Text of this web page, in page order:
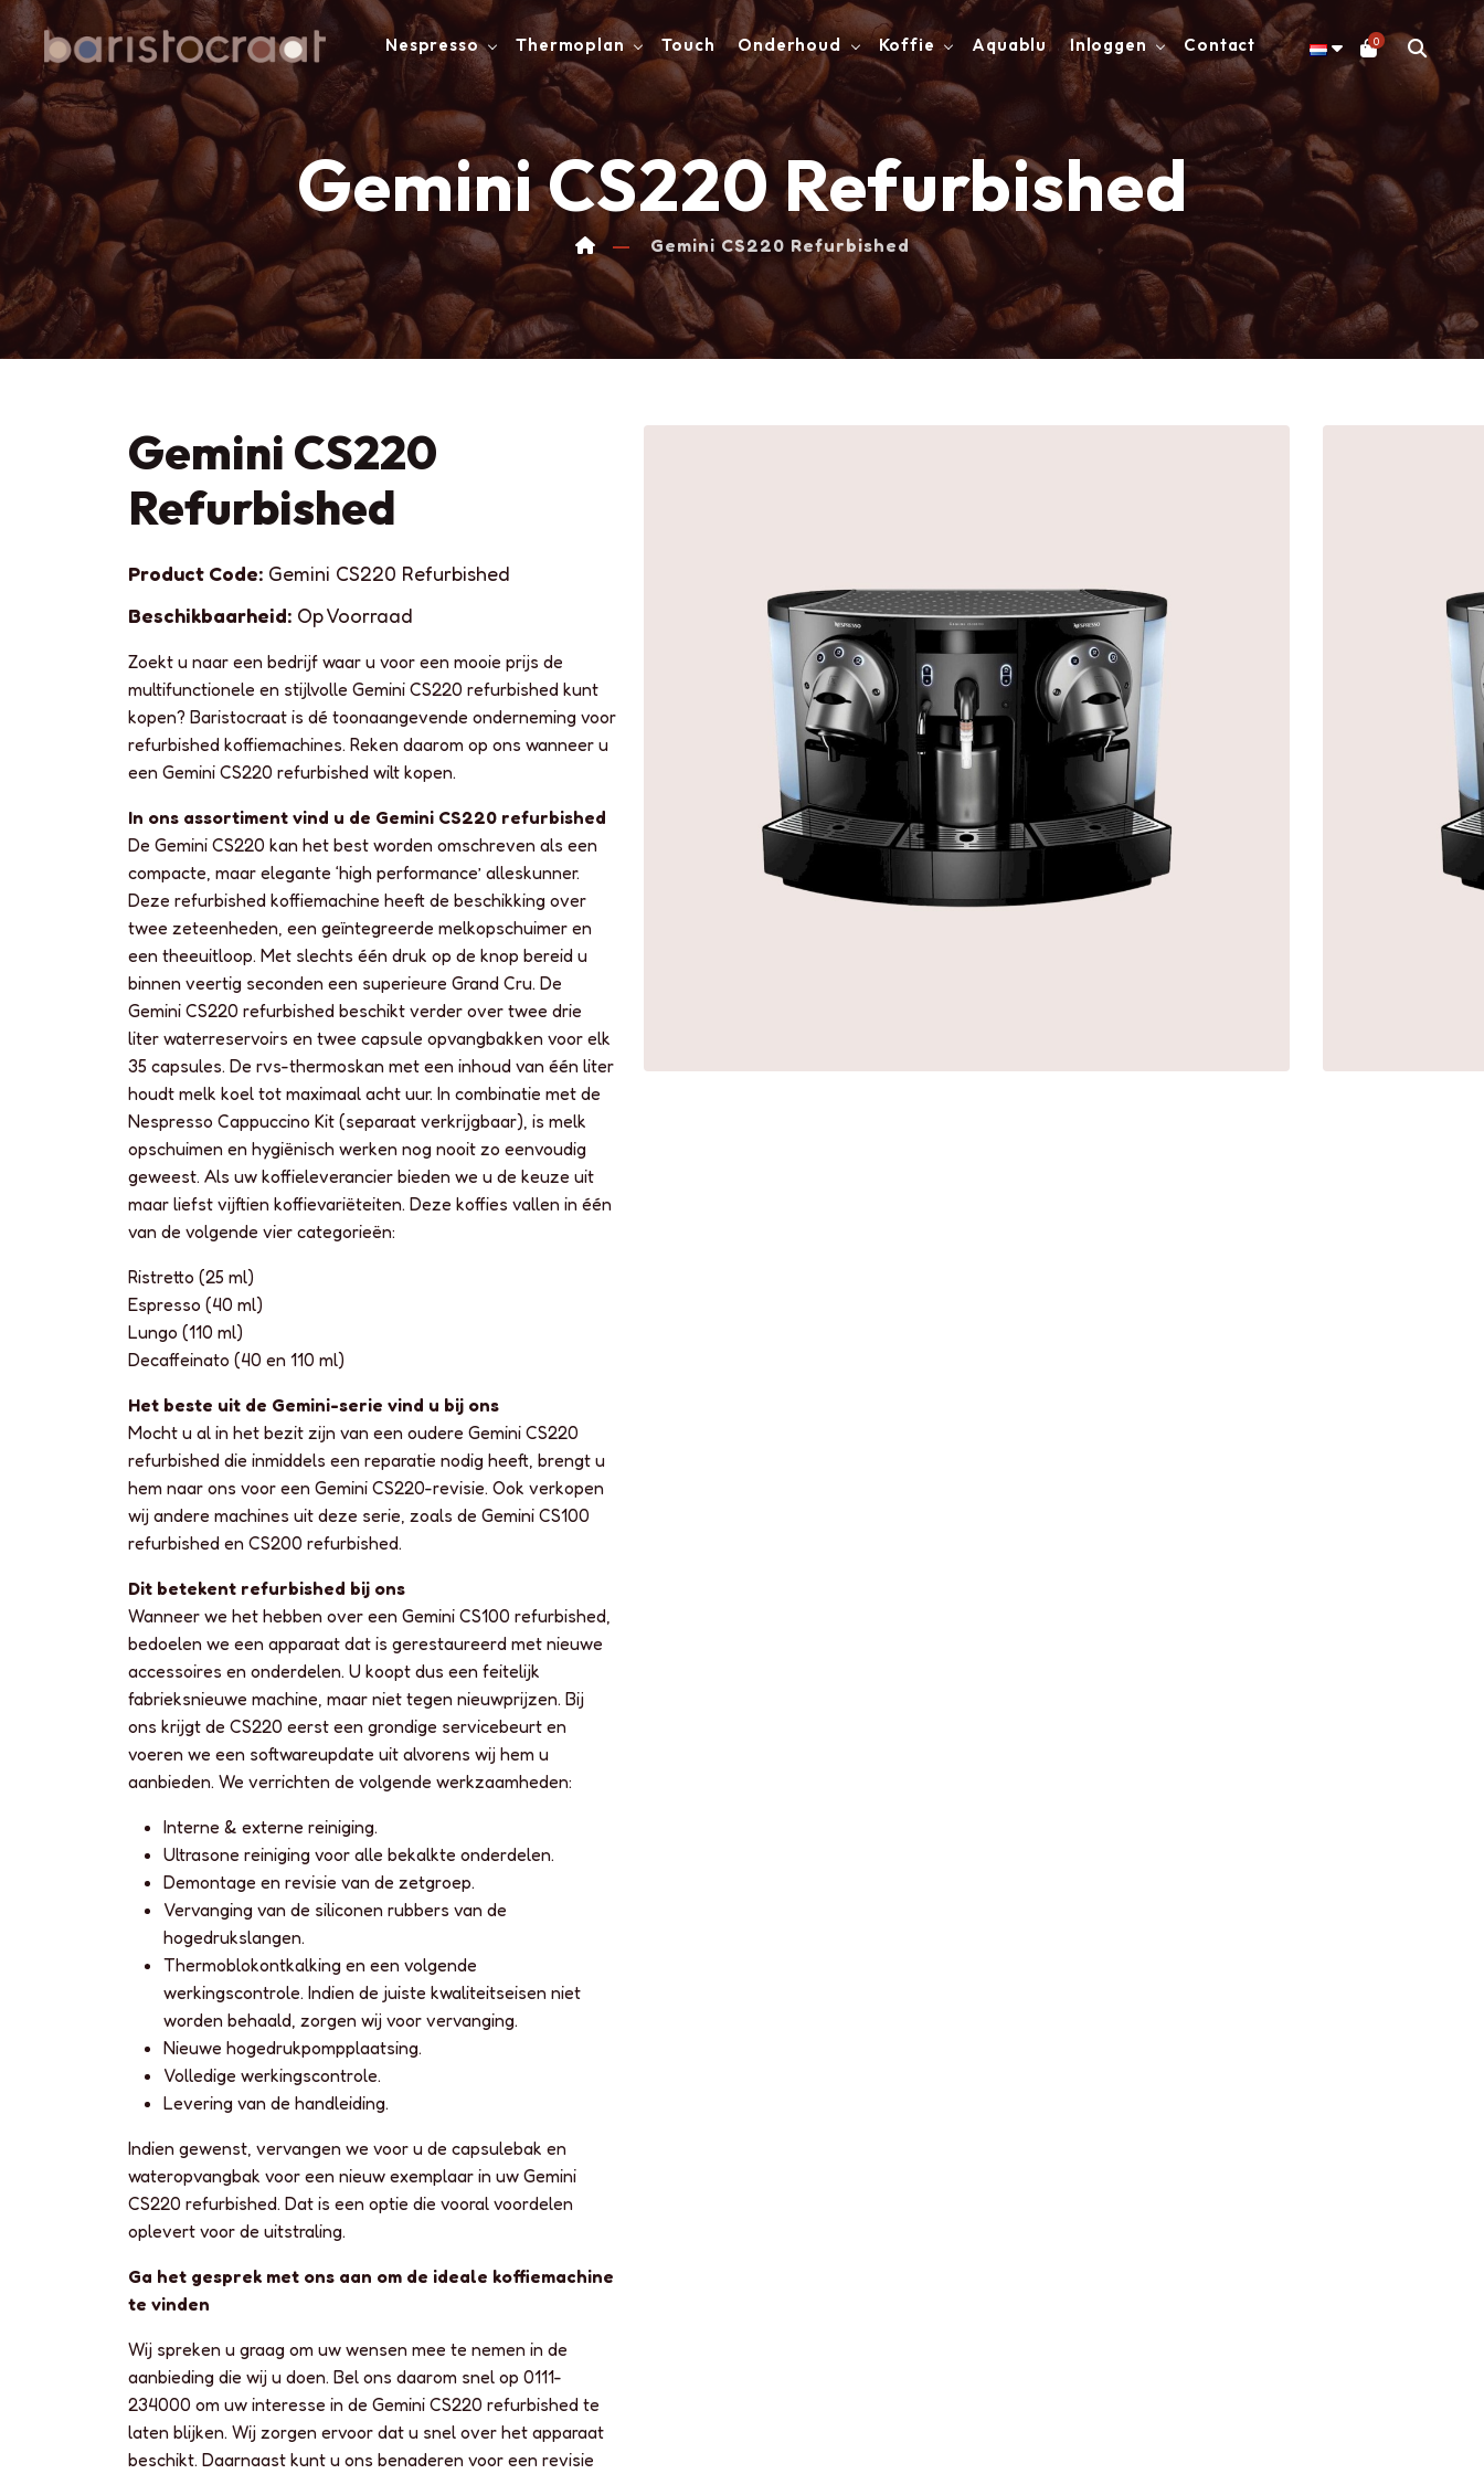
Nespresso Thermoplan Touch Onderhoud Koffie Aquablu Inloggen Contact 0
Gemini CS220 Refurbished
Gemini CS220 Refurbished
Gemini CS220
Refurbished
Product Code: Gemini CS220 Refurbished
Beschikbaarheid: Op Voorraad
Zoekt u naar een bedrijf waar u voor een mooie prijs de
multifunctionele en stijlvolle Gemini CS220 refurbished kunt
kopen? Baristocraat is dé toonaangevende onderneming voor
refurbished koffiemachines. Reken daarom op ons wanneer u
een Gemini CS220 refurbished wilt kopen.
In ons assortiment vind u de Gemini CS220 refurbished
De Gemini CS220 kan het best worden omschreven als een
compacte, maar elegante ‘high performance’ alleskunner.
Deze refurbished koffiemachine heeft de beschikking over
twee zeteenheden, een geïntegreerde melkopschuimer en
een theeuitloop. Met slechts één druk op de knop bereid u
binnen veertig seconden een superieure Grand Cru. De
Gemini CS220 refurbished beschikt verder over twee drie
liter waterreservoirs en twee capsule opvangbakken voor elk
35 capsules. De rvs-thermoskan met een inhoud van één liter
houdt melk koel tot maximaal acht uur. In combinatie met de
Nespresso Cappuccino Kit (separaat verkrijgbaar), is melk
opschuimen en hygiënisch werken nog nooit zo eenvoudig
geweest. Als uw koffieleverancier bieden we u de keuze uit
maar liefst vijftien koffievariëteiten. Deze koffies vallen in één
van de volgende vier categorieën:
Ristretto (25 ml)
Espresso (40 ml)
Lungo (110 ml)
Decaffeinato (40 en 110 ml)
Het beste uit de Gemini-serie vind u bij ons
Mocht u al in het bezit zijn van een oudere Gemini CS220
refurbished die inmiddels een reparatie nodig heeft, brengt u
hem naar ons voor een Gemini CS220-revisie. Ook verkopen
wij andere machines uit deze serie, zoals de Gemini CS100
refurbished en CS200 refurbished.
Dit betekent refurbished bij ons
Wanneer we het hebben over een Gemini CS100 refurbished,
bedoelen we een apparaat dat is gerestaureerd met nieuwe
accessoires en onderdelen. U koopt dus een feitelijk
fabrieksnieuwe machine, maar niet tegen nieuwprijzen. Bij
ons krijgt de CS220 eerst een grondige servicebeurt en
voeren we een softwareupdate uit alvorens wij hem u
aanbieden. We verrichten de volgende werkzaamheden:
Interne & externe reiniging.
Ultrasone reiniging voor alle bekalkte onderdelen.
Demontage en revisie van de zetgroep.
Vervanging van de siliconen rubbers van de
hogedrukslangen.
Thermoblokontkalking en een volgende
werkingscontrole. Indien de juiste kwaliteitseisen niet
worden behaald, zorgen wij voor vervanging.
Nieuwe hogedrukpompplaatsing.
Volledige werkingscontrole.
Levering van de handleiding.
Indien gewenst, vervangen we voor u de capsulebak en
wateropvangbak voor een nieuw exemplaar in uw Gemini
CS220 refurbished. Dat is een optie die vooral voordelen
oplevert voor de uitstraling.
Ga het gesprek met ons aan om de ideale koffiemachine
te vinden
Wij spreken u graag om uw wensen mee te nemen in de
aanbieding die wij u doen. Bel ons daarom snel op 0111-
234000 om uw interesse in de Gemini CS220 refurbished te
laten blijken. Wij zorgen ervoor dat u snel over het apparaat
beschikt. Daarnaast kunt u ons benaderen voor een revisie